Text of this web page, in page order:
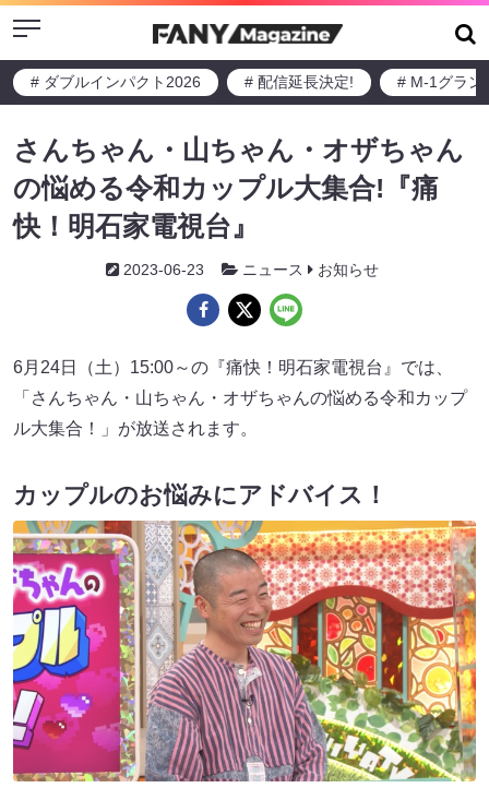
Menu
# ダブルインパクト2026 # 配信延長決定! # M-1グラン
さんちゃん・山ちゃん・オザちゃん
の悩める令和カップル大集合!『痛
快！明石家電視台』
2023-06-23 ニュース お知らせ
6月24日（土）15:00～の『痛快！明石家電視台』では、
「さんちゃん・山ちゃん・オザちゃんの悩める令和カップ
ル大集合！」が放送されます。
カップルのお悩みにアドバイス！